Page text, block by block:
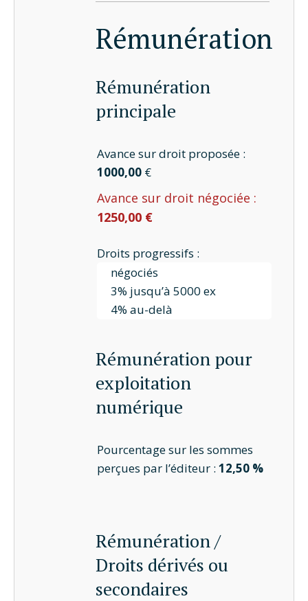
Rémunération
Rémunération
principale
Avance sur droit proposée :
1000,00 €
Avance sur droit négociée :
1250,00 €
Droits progressifs :
négociés
3% jusqu’à 5000 ex
4% au-delà
Rémunération pour
exploitation
numérique
Pourcentage sur les sommes
perçues par l’éditeur :12,50 %
Rémunération /
Droits dérivés ou
secondaires